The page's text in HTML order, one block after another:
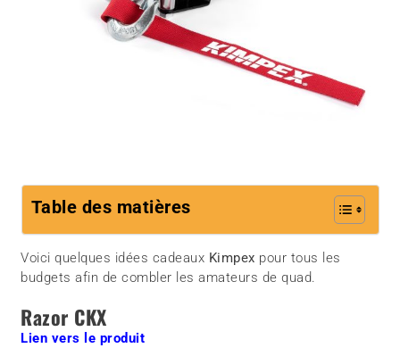
Table des matières
Voici quelques idées cadeaux Kimpex pour tous les
budgets afin de combler les amateurs de quad.
Razor CKX
Lien vers le produit